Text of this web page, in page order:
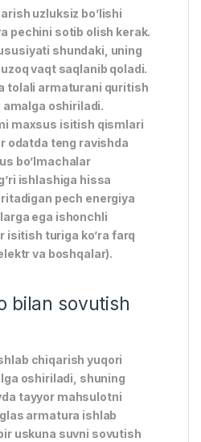
uzluksiz bo’lishi
pechini sotib olish kerak.
shundaki, uning
vaqt saqlanib qoladi.
tolali armaturani quritish
oshiriladi.
maxsus isitish qismlari
odatda teng ravishda
bo’lmachalar
ishlashiga hissa
pech energiya
ega ishonchli
isitish turiga ko’ra farq
va boshqalar).
bilan sovutish
chiqarish yuqori
oshiriladi, shuning
tayyor mahsulotni
armatura ishlab
uskuna suvni sovutish